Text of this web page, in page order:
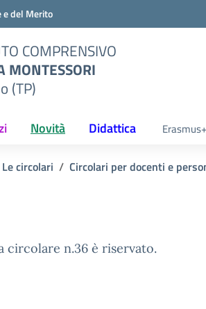
del Merito
COMPRENSIVO
MONTESSORI
(TP)
Novità Didattica Erasmus+
Le circolari Circolari per docenti e
circolare n.36 è riservato.